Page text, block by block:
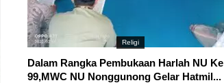
Religi
Dalam Rangka Pembukaan Harlah NU Ke
99,MWC NU Nonggunong Gelar Hatmil...